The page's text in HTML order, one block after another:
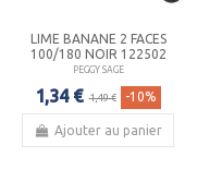
LIME BANANE 2 FACES
100/180 NOIR 122502
PEGGY SAGE
1,34 € 1,49 € -10%
Ajouter au panier